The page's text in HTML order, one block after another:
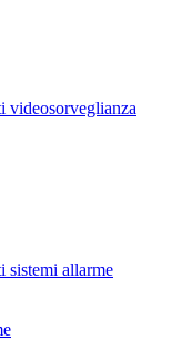
videosorveglianza
sistemi allarme